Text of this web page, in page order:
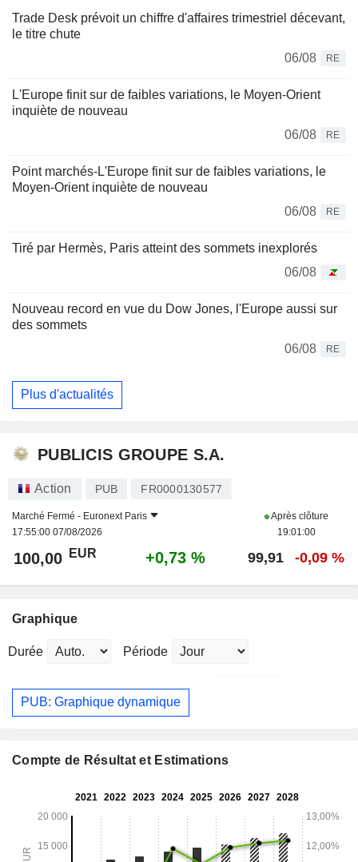
Trade Desk prévoit un chiffre d'affaires trimestriel décevant,
le titre chute
06/08
RE
L'Europe finit sur de faibles variations, le Moyen-Orient
inquiète de nouveau
06/08
RE
Point marchés-L'Europe finit sur de faibles variations, le
Moyen-Orient inquiète de nouveau
06/08
RE
Tiré par Hermès, Paris atteint des sommets inexplorés
06/08
Nouveau record en vue du Dow Jones, l'Europe aussi sur
des sommets
06/08
RE
Plus d'actualités
PUBLICIS GROUPE S.A.
Action PUB FR0000130577
Marché Fermé - Euronext Paris
17:55:00 07/08/2026
Après clôture
19:01:00
100,00 EUR +0,73 % 99,91 -0,09 %
Graphique
Durée Période
PUB: Graphique dynamique
Compte de Résultat et Estimations